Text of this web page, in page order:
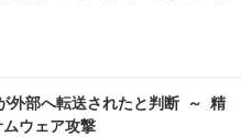
外部へ転送されたと判断 ～ 精
ウェア攻撃